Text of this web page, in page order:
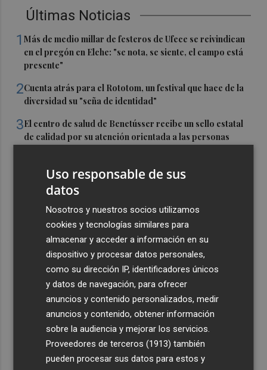
Últimas Noticias
1Más de medio millar de festeros de Ufece se reivindican
en el pregón en Elche: "se nota, se siente, el campo está
presente"
2Cuenta atrás para el Rototom, un festival que hace de la
diversidad su "seña de identidad"
3El centro de salud de Benetússer recibe un sello estatal
de calidad por su atención orientada a las personas
Cartagena avanza con la modernización de los
Bomberos e impulsa una Ordenanza de Incendios
El Tesoro cierra el martes las subastas de agosto con
una emisión de letras a tres y nueve meses
Uso responsable de sus
datos
Nosotros y nuestros socios utilizamos
cookies y tecnologías similares para
almacenar y acceder a información en su
dispositivo y procesar datos personales,
como su dirección IP, identificadores únicos
y datos de navegación, para ofrecer
anuncios y contenido personalizados, medir
anuncios y contenido, obtener información
sobre la audiencia y mejorar los servicios.
Proveedores de terceros (1913) también
pueden procesar sus datos para estos y